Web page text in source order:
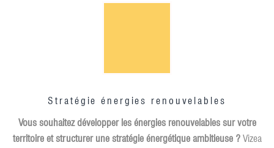
Stratégie énergies renouvelables
Vous souhaitez développer les énergies renouvelables sur votre
territoire et structurer une stratégie énergétique ambitieuse ?Vizea